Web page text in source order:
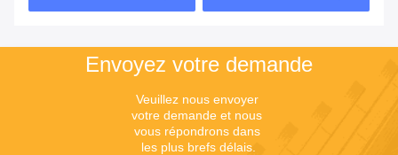
Envoyez votre demande
Veuillez nous envoyer
votre demande et nous
vous répondrons dans
les plus brefs délais.